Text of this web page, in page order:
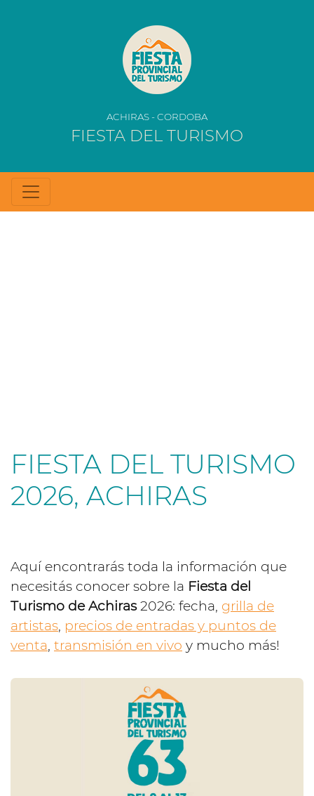
ACHIRAS - CORDOBA
FIESTA DEL TURISMO
FIESTA DEL TURISMO
2026, ACHIRAS
Aquí encontrarás toda la información que
necesitás conocer sobre la Fiesta del
Turismo de Achiras2026: fecha, grilla de
artistas, precios de entradas y puntos de
venta, transmisión en vivo y mucho más!